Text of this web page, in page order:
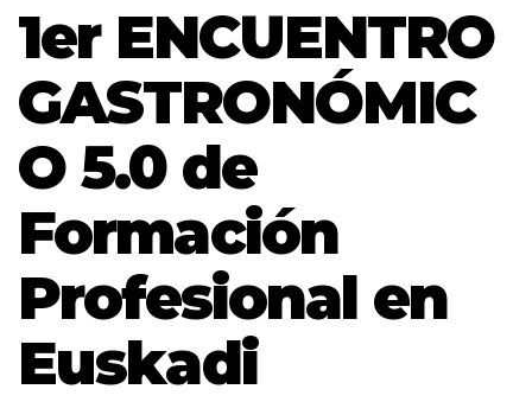
1er ENCUENTRO
GASTRONÓMIC
O 5.0 de
Formación
Profesional en
Euskadi